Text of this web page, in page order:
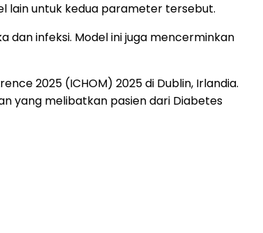
lain untuk kedua parameter tersebut.
dan infeksi. Model ini juga mencerminkan
2025 (ICHOM) 2025 di Dublin, Irlandia.
yang melibatkan pasien dari Diabetes